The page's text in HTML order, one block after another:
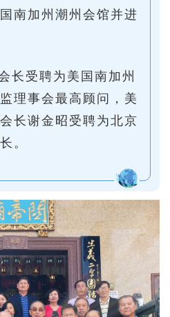
南加州潮州会馆并进
长受聘为美国南加州
理事会最高顾问，美
长谢金昭 受聘为北京
。